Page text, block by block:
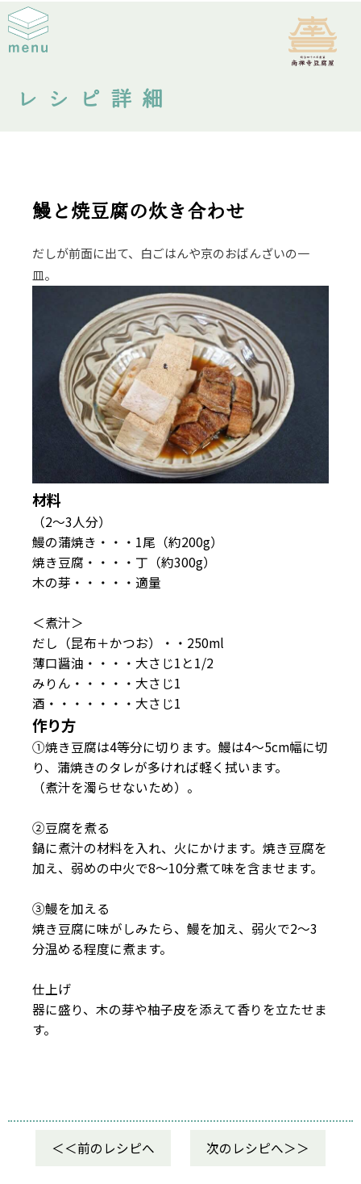
レシピ詳細
鰻と焼豆腐の炊き合わせ
だしが前面に出て、白ごはんや京のおばんざいの一
皿。
材料
（2〜3人分）
鰻の蒲焼き・・・1尾（約200g）
焼き豆腐・・・・丁（約300g）
木の芽・・・・・適量
＜煮汁＞
だし（昆布＋かつお）・・250ml
薄口醤油・・・・大さじ1と1/2
みりん・・・・・大さじ1
酒・・・・・・・大さじ1
作り方
①焼き豆腐は4等分に切ります。鰻は4〜5cm幅に切
り、蒲焼きのタレが多ければ軽く拭います。
（煮汁を濁らせないため）。
②豆腐を煮る
鍋に煮汁の材料を入れ、火にかけます。焼き豆腐を
加え、弱めの中火で8〜10分煮て味を含ませます。
③鰻を加える
焼き豆腐に味がしみたら、鰻を加え、弱火で2〜3
分温める程度に煮ます。
仕上げ
器に盛り、木の芽や柚子皮を添えて香りを立たせま
す。
前のレシピへ 次のレシピへ